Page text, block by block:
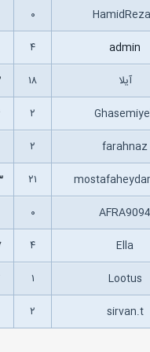
۰
admin ۴
آیلا ۱۸
۲
farahnaz ۲
۲۱
AFRA9094 ۰
Ella ۴
Lootus ۱
sirvan.t ۲